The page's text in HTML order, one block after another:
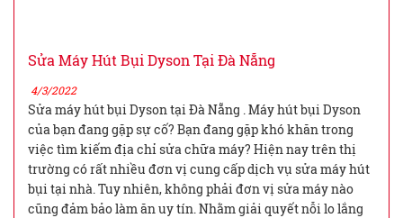
Sửa Máy Hút Bụi Dyson Tại Đà Nẵng
4/3/2022
Sửa máy hút bụi Dyson tại Đà Nẵng . Máy hút bụi Dyson
của bạn đang gặp sự cố? Bạn đang gặp khó khăn trong
việc tìm kiếm địa chỉ sửa chữa máy? Hiện nay trên thị
trường có rất nhiều đơn vị cung cấp dịch vụ sửa máy hút
bụi tại nhà. Tuy nhiên, không phải đơn vị sửa máy nào
cũng đảm bảo làm ăn uy tín. Nhằm giải quyết nỗi lo lắng